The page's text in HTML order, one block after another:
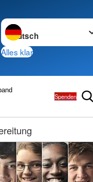
Sprache wechseln zu
Alles klar
Spenden